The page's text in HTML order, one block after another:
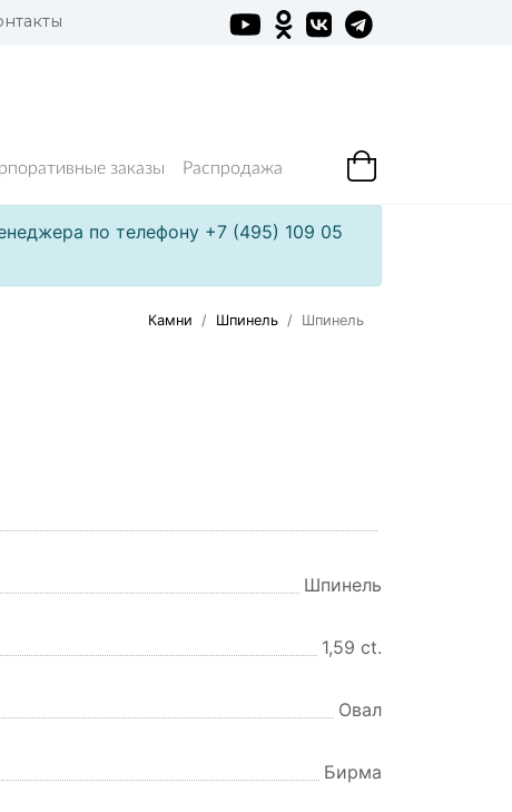
заказы Распродажа
по телефону +7 (495) 109 05
Камни Шпинель Шпинель
Шпинель
1,59 ct.
Овал
Бирма